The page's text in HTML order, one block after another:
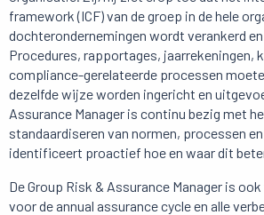
framework (ICF) van de groep in de hele
dochterondernemingen wordt verankerd
Procedures, rapportages, jaarrekeningen,
compliance-gerelateerde processen
dezelfde wijze worden ingericht en
Assurance Manager is continu bezig met
standaardiseren van normen, processen
identificeert proactief hoe en waar dit
De Group Risk & Assurance Manager is
voor de annual assurance cycle en alle